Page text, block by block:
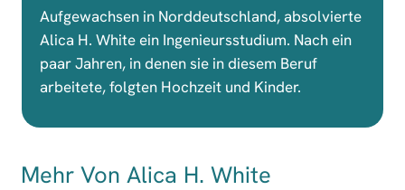
Aufgewachsen in Norddeutschland, absolvierte
Alica H. White ein Ingenieursstudium. Nach ein
paar Jahren, in denen sie in diesem Beruf
arbeitete, folgten Hochzeit und Kinder.
Mehr Von Alica H. White